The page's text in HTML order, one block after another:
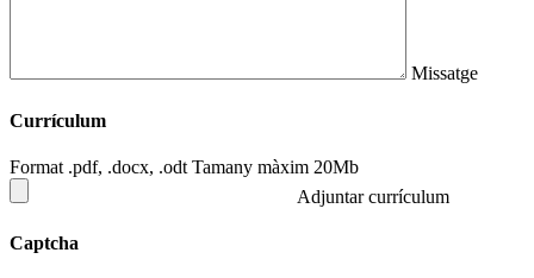
Missatge
Currículum
Format .pdf, .docx, .odt Tamany màxim 20Mb
Adjuntar currículum
Captcha